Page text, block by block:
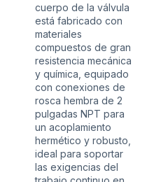
cuerpo de la válvula
está fabricado con
materiales
compuestos de gran
resistencia mecánica
y química, equipado
con conexiones de
rosca hembra de 2
pulgadas NPT para
un acoplamiento
hermético y robusto,
ideal para soportar
las exigencias del